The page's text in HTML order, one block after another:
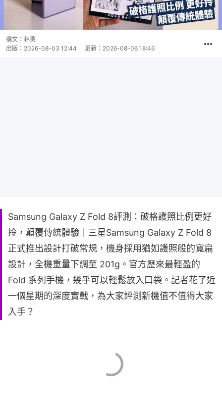
撰文： 林勇
出版： 2026-08-03 12:44 更新： 2026-08-06 18:46
Samsung Galaxy Z Fold 8評測：破格護照比例更好
拎，顛覆傳統體驗｜三星Samsung Galaxy Z Fold 8
正式推出設計打破常規，機身採用猶如護照般的寬扁
設計，全機重量下調至 201g。官方歷來最輕盈的
Fold 系列手機，幾乎可以輕鬆放入口袋。記者花了近
一個星期的深度實戰，為大家評測新機值不值得大家
入手？